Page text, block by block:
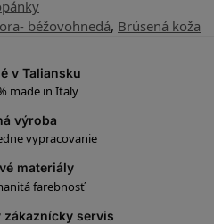
béžovohnedá, Brúsená koža
v Taliansku
made in Italy
výroba
vypracovanie
materiály
farebnosť
zákaznícky servis